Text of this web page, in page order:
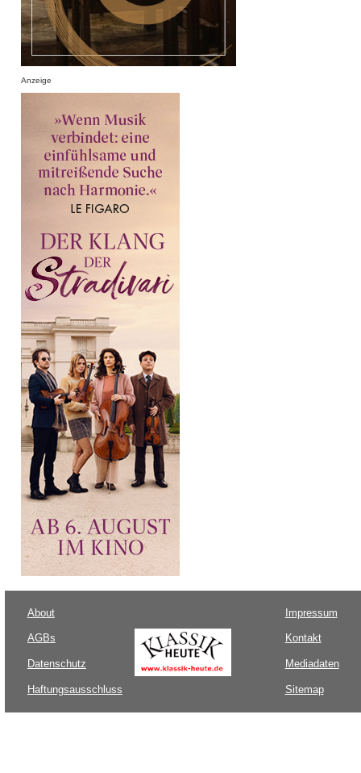
Anzeige
About
AGBs
Datenschutz
Haftungsausschluss
Impressum
Kontakt
Mediadaten
Sitemap